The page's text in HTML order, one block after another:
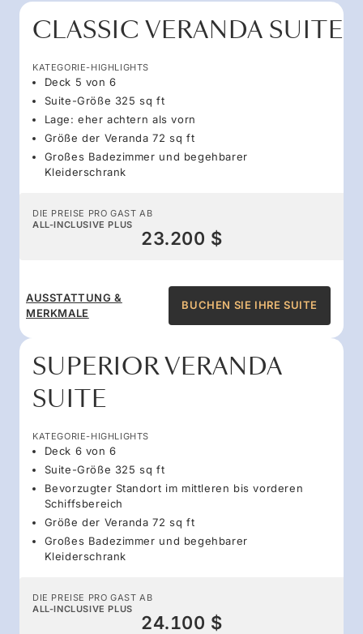
CLASSIC VERANDA SUITE
KATEGORIE-HIGHLIGHTS
Deck 5 von 6
Suite-Größe 325 sq ft
Lage: eher achtern als vorn
Größe der Veranda 72 sq ft
Großes Badezimmer und begehbarer
Kleiderschrank
DIE PREISE PRO GAST AB
ALL-INCLUSIVE PLUS
23.200 $
AUSSTATTUNG &
MERKMALE
BUCHEN SIE IHRE SUITE
SUPERIOR VERANDA
SUITE
KATEGORIE-HIGHLIGHTS
Deck 6 von 6
Suite-Größe 325 sq ft
Bevorzugter Standort im mittleren bis vorderen
Schiffsbereich
Größe der Veranda 72 sq ft
Großes Badezimmer und begehbarer
Kleiderschrank
DIE PREISE PRO GAST AB
ALL-INCLUSIVE PLUS
24.100 $